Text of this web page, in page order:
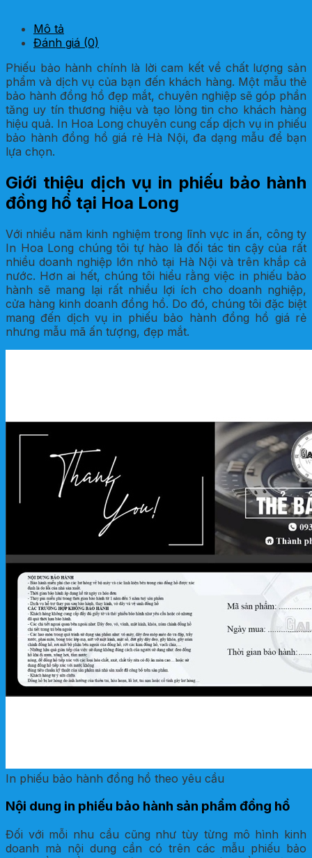
Mô tả
Đánh giá (0)
Phiếu bảo hành chính là lời cam kết về chất lượng sản
phẩm và dịch vụ của bạn đến khách hàng. Một mẫu thẻ
bảo hành đồng hồ đẹp mắt, chuyên nghiệp sẽ góp phần
tăng uy tín thương hiệu và tạo lòng tin cho khách hàng
hiệu quả. In Hoa Long chuyên cung cấp dịch vụ in phiếu
bảo hành đồng hồ giá rẻ Hà Nội, đa dạng mẫu để bạn
lựa chọn.
Giới thiệu dịch vụ in phiếu bảo hành
đồng hồ tại Hoa Long
Với nhiều năm kinh nghiệm trong lĩnh vực in ấn, công ty
In Hoa Long chúng tôi tự hào là đối tác tin cậy của rất
nhiều doanh nghiệp lớn nhỏ tại Hà Nội và trên khắp cả
nước. Hơn ai hết, chúng tôi hiểu rằng việc in phiếu bảo
hành sẽ mang lại rất nhiều lợi ích cho doanh nghiệp,
cửa hàng kinh doanh đồng hồ. Do đó, chúng tôi đặc biệt
mang đến dịch vụ in phiếu bảo hành đồng hồ giá rẻ
nhưng mẫu mã ấn tượng, đẹp mắt.
In phiếu bảo hành đồng hồ theo yêu cầu
Nội dung in phiếu bảo hành sản phẩm đồng hồ
Đối với mỗi nhu cầu cũng như tùy từng mô hình kinh
doanh mà nội dung cần có trên các mẫu phiếu bảo